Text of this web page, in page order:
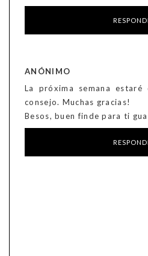
ANÓNIMO
La próxima semana
consejo. Muchas gracias!
Besos, buen finde para ti